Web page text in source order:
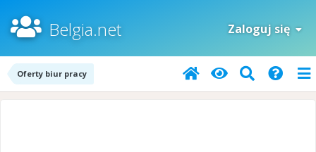
Belgia.net Zaloguj się
Oferty biur pracy